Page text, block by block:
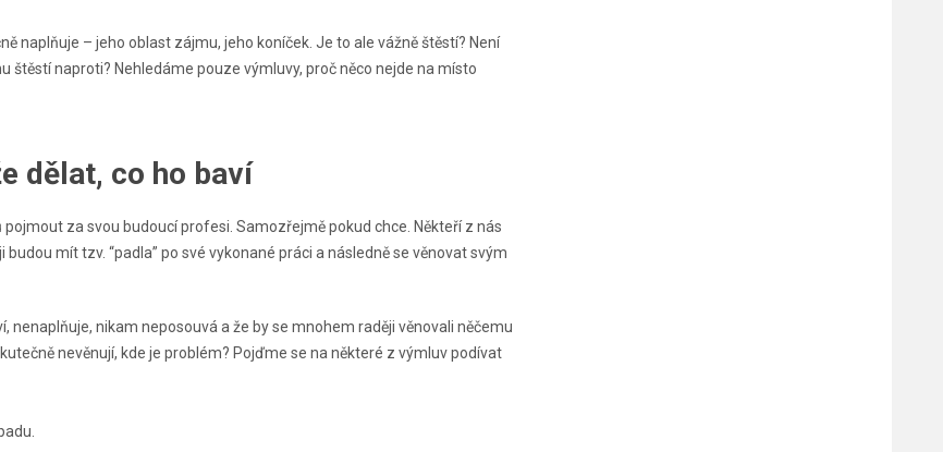
naplňuje – jeho oblast zájmu, jeho koníček. Je to ale vážně štěstí? Není
naproti? Nehledáme pouze výmluvy, proč něco nejde na místo
dělat, co ho baví
za svou budoucí profesi. Samozřejmě pokud chce. Někteří z nás
mít tzv. “padla” po své vykonané práci a následně se věnovat svým
nenaplňuje, nikam neposouvá a že by se mnohem raději věnovali něčemu
nevěnují, kde je problém? Pojďme se na některé z výmluv podívat